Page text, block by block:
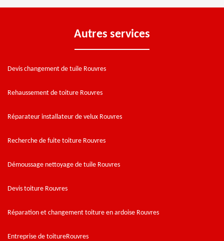
Autres services
Devis changement de tuile Rouvres
Rehaussement de toiture Rouvres
Réparateur installateur de velux Rouvres
Recherche de fuite toiture Rouvres
Démoussage nettoyage de tuile Rouvres
Devis toiture Rouvres
Réparation et changement toiture en ardoise Rouvres
Entreprise de toitureRouvres